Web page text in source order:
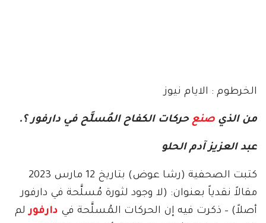
الخرطوم : الايام نيوز
من الذي صنعحركات الكفاح المُسلَّح في دارفور ؟.
عبد العزيز آدم الحلو
كتبت الصحفية (رشا عوض) بتاريخ 12 مارس 2023
مقالاً نقدياً بعنوان: (لا وجود لثورة مُسلَّحة في دارفور
أصلاً) – ذكرت فيه إن الحركات المُسلَّحة في دارفور لم